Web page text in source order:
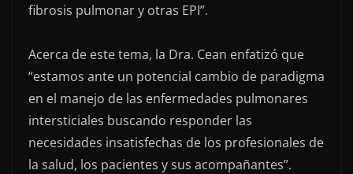
fibrosis pulmonar y otras EPI”.
Acerca de este tema, la Dra. Cean enfatizó que
“estamos ante un potencial cambio de paradigma
en el manejo de las enfermedades pulmonares
intersticiales buscando responder las
necesidades insatisfechas de los profesionales de
la salud, los pacientes y sus acompañantes”.